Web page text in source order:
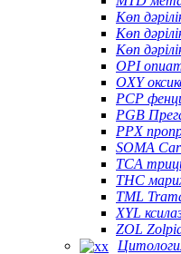
Көп
Көп
Көп
OPI
OXY
PCP
PGB
PPX
SOMA
TCA
THC
TML
XYL
ZOL